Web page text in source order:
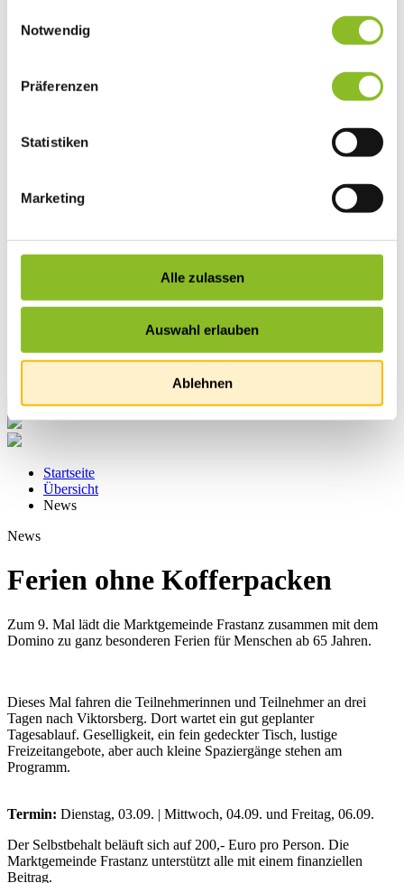
Notwendig
Präferenzen
Statistiken
Marketing
Alle zulassen
Auswahl erlauben
Ablehnen
Wirtschaft
Wige Frastanz
Der Walgauer
Tourismus
Gastronomie
Wandern in Frastanz
Naturbad Untere Au
Schwimmbad Felsenau
Vorarlberger Museumswelt
Startseite
Übersicht
News
News
Ferien ohne Kofferpacken
Zum 9. Mal lädt die Marktgemeinde Frastanz zusammen mit dem
Domino zu ganz besonderen Ferien für Menschen ab 65 Jahren.
Dieses Mal fahren die Teilnehmerinnen und Teilnehmer an drei
Tagen nach Viktorsberg. Dort wartet ein gut geplanter
Tagesablauf. Geselligkeit, ein fein gedeckter Tisch, lustige
Freizeitangebote, aber auch kleine Spaziergänge stehen am
Programm.
Termin: Dienstag, 03.09. | Mittwoch, 04.09. und Freitag, 06.09.
Der Selbstbehalt beläuft sich auf 200,- Euro pro Person. Die
Marktgemeinde Frastanz unterstützt alle mit einem finanziellen
Beitrag.